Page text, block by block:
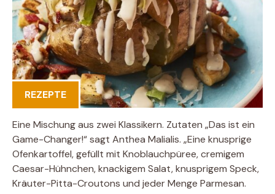
REZEPTE
Eine Mischung aus zwei Klassikern. Zutaten „Das ist ein
Game-Changer!“ sagt Anthea Malialis. „Eine knusprige
Ofenkartoffel, gefüllt mit Knoblauchpüree, cremigem
Caesar-Hühnchen, knackigem Salat, knusprigem Speck,
Kräuter-Pitta-Croutons und jeder Menge Parmesan.